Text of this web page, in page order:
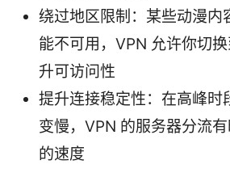
绕过地区限制：某些动漫内
能不可用，VPN 允许你切
升可访问性
提升连接稳定性：在高峰时
变慢，VPN 的服务器分流
的速度